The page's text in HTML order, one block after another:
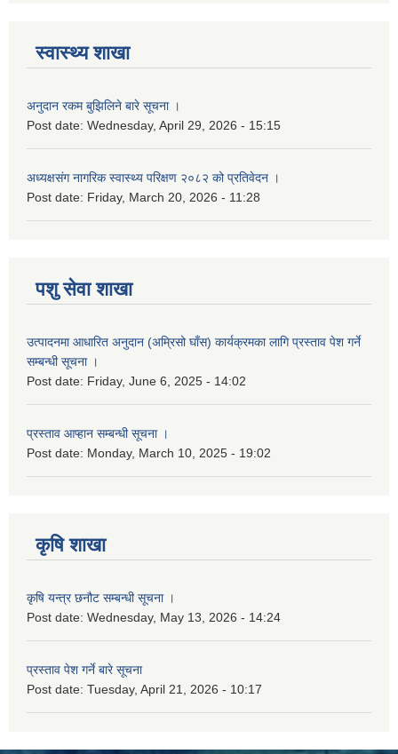
स्वास्थ्य शाखा
अनुदान रकम बुझिलिने बारे सूचना ।
Post date: Wednesday, April 29, 2026 - 15:15
अध्यक्षसंग नागरिक स्वास्थ्य परिक्षण २०८२ को प्रतिवेदन ।
Post date: Friday, March 20, 2026 - 11:28
पशु सेवा शाखा
उत्पादनमा आधारित अनुदान (अम्रिसो घाँस) कार्यक्रमका लागि प्रस्ताव पेश गर्ने
सम्बन्धी सूचना ।
Post date: Friday, June 6, 2025 - 14:02
प्रस्ताव आप्हान सम्बन्धी सूचना ।
Post date: Monday, March 10, 2025 - 19:02
कृषि शाखा
कृषि यन्त्र छनौट सम्बन्धी सूचना ।
Post date: Wednesday, May 13, 2026 - 14:24
प्रस्ताव पेश गर्ने बारे सूचना
Post date: Tuesday, April 21, 2026 - 10:17